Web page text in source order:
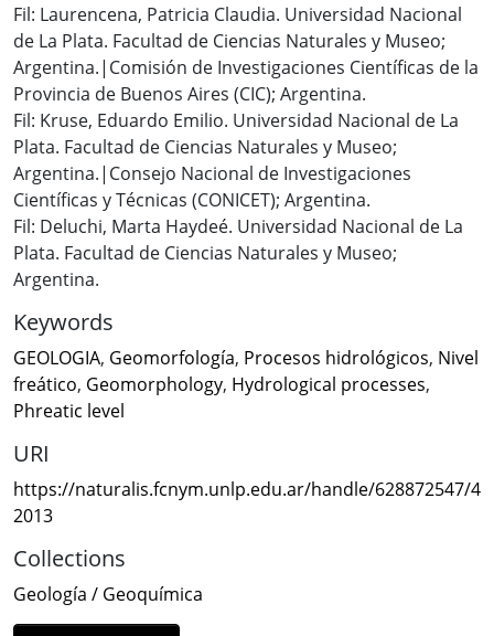
Fil: Laurencena, Patricia Claudia. Universidad Nacional
de La Plata. Facultad de Ciencias Naturales y Museo;
Argentina.|Comisión de Investigaciones Científicas de la
Provincia de Buenos Aires (CIC); Argentina.
Fil: Kruse, Eduardo Emilio. Universidad Nacional de La
Plata. Facultad de Ciencias Naturales y Museo;
Argentina.|Consejo Nacional de Investigaciones
Científicas y Técnicas (CONICET); Argentina.
Fil: Deluchi, Marta Haydeé. Universidad Nacional de La
Plata. Facultad de Ciencias Naturales y Museo;
Argentina.
Keywords
GEOLOGIA, Geomorfología, Procesos hidrológicos, Nivel
freático, Geomorphology, Hydrological processes,
Phreatic level
URI
https://naturalis.fcnym.unlp.edu.ar/handle/628872547/4
2013
Collections
Geología / Geoquímica